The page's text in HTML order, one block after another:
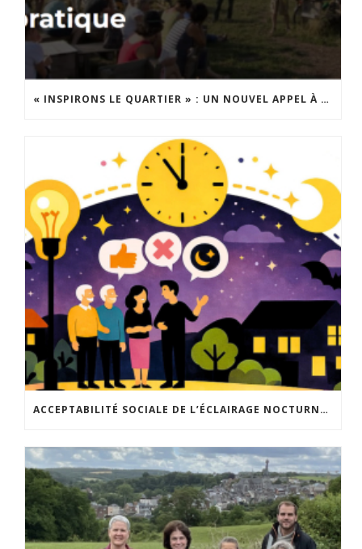
« INSPIRONS LE QUARTIER » : UN NOUVEL APPEL À PROJETS EST LANCÉ !
ACCEPTABILITÉ SOCIALE DE L’ÉCLAIRAGE NOCTURNE : LE REPLAY EST DISPONIBLE